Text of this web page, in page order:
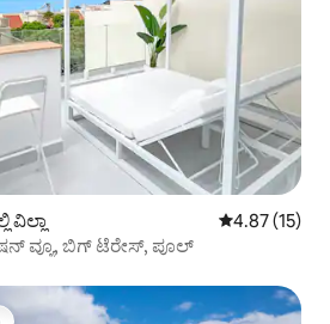
ವಿಲ್ಲಾ 5 ರಲ್ಲಿ 4.87
4.87 (15)
ಓಷನ್ ವ್ಯೂ, ಬಿಗ್ ಟೆರೇಸ್, ಪೂಲ್